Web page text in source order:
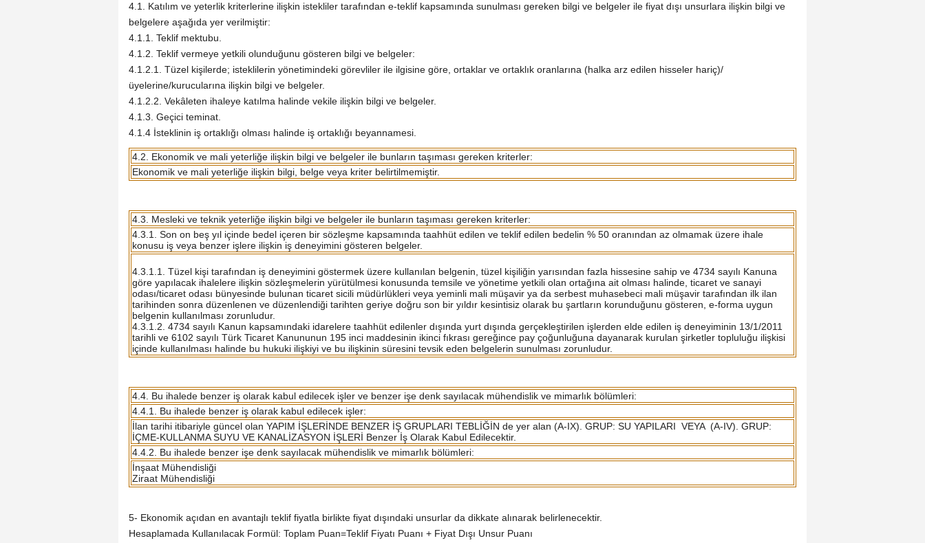
4.1. Katılım ve yeterlik kriterlerine ilişkin istekliler tarafından e-teklif kapsamında sunulması gereken bilgi ve belgeler ile fiyat dışı unsurlara ilişkin bilgi ve
belgelere aşağıda yer verilmiştir:
4.1.1. Teklif mektubu.
4.1.2. Teklif vermeye yetkili olunduğunu gösteren bilgi ve belgeler:
4.1.2.1. Tüzel kişilerde; isteklilerin yönetimindeki görevliler ile ilgisine göre, ortaklar ve ortaklık oranlarına (halka arz edilen hisseler hariç)/
üyelerine/kurucularına ilişkin bilgi ve belgeler.
4.1.2.2. Vekâleten ihaleye katılma halinde vekile ilişkin bilgi ve belgeler.
4.1.3. Geçici teminat.
4.1.4 İsteklinin iş ortaklığı olması halinde iş ortaklığı beyannamesi.
4.2. Ekonomik ve mali yeterliğe ilişkin bilgi ve belgeler ile bunların taşıması gereken kriterler:
Ekonomik ve mali yeterliğe ilişkin bilgi, belge veya kriter belirtilmemiştir.
4.3. Mesleki ve teknik yeterliğe ilişkin bilgi ve belgeler ile bunların taşıması gereken kriterler:
4.3.1. Son on beş yıl içinde bedel içeren bir sözleşme kapsamında taahhüt edilen ve teklif edilen bedelin % 50 oranından az olmamak üzere ihale
konusu iş veya benzer işlere ilişkin iş deneyimini gösteren belgeler.
4.3.1.1. Tüzel kişi tarafından iş deneyimini göstermek üzere kullanılan belgenin, tüzel kişiliğin yarısından fazla hissesine sahip ve 4734 sayılı Kanuna
göre yapılacak ihalelere ilişkin sözleşmelerin yürütülmesi konusunda temsile ve yönetime yetkili olan ortağına ait olması halinde, ticaret ve sanayi
odası/ticaret odası bünyesinde bulunan ticaret sicili müdürlükleri veya yeminli mali müşavir ya da serbest muhasebeci mali müşavir tarafından ilk ilan
tarihinden sonra düzenlenen ve düzenlendiği tarihten geriye doğru son bir yıldır kesintisiz olarak bu şartların korunduğunu gösteren, e-forma uygun
belgenin kullanılması zorunludur.
4.3.1.2. 4734 sayılı Kanun kapsamındaki idarelere taahhüt edilenler dışında yurt dışında gerçekleştirilen işlerden elde edilen iş deneyiminin 13/1/2011
tarihli ve 6102 sayılı Türk Ticaret Kanununun 195 inci maddesinin ikinci fıkrası gereğince pay çoğunluğuna dayanarak kurulan şirketler topluluğu ilişkisi
içinde kullanılması halinde bu hukuki ilişkiyi ve bu ilişkinin süresini tevsik eden belgelerin sunulması zorunludur.
4.4. Bu ihalede benzer iş olarak kabul edilecek işler ve benzer işe denk sayılacak mühendislik ve mimarlık bölümleri:
4.4.1. Bu ihalede benzer iş olarak kabul edilecek işler:
İlan tarihi itibariyle güncel olan YAPIM İŞLERİNDE BENZER İŞ GRUPLARI TEBLİĞİN de yer alan (A-IX). GRUP: SU YAPILARI VEYA (A-IV). GRUP:
İÇME-KULLANMA SUYU VE KANALİZASYON İŞLERİ Benzer İş Olarak Kabul Edilecektir.
4.4.2. Bu ihalede benzer işe denk sayılacak mühendislik ve mimarlık bölümleri:
İnşaat Mühendisliği
Ziraat Mühendisliği
5- Ekonomik açıdan en avantajlı teklif fiyatla birlikte fiyat dışındaki unsurlar da dikkate alınarak belirlenecektir.
Hesaplamada Kullanılacak Formül: Toplam Puan=Teklif Fiyatı Puanı + Fiyat Dışı Unsur Puanı